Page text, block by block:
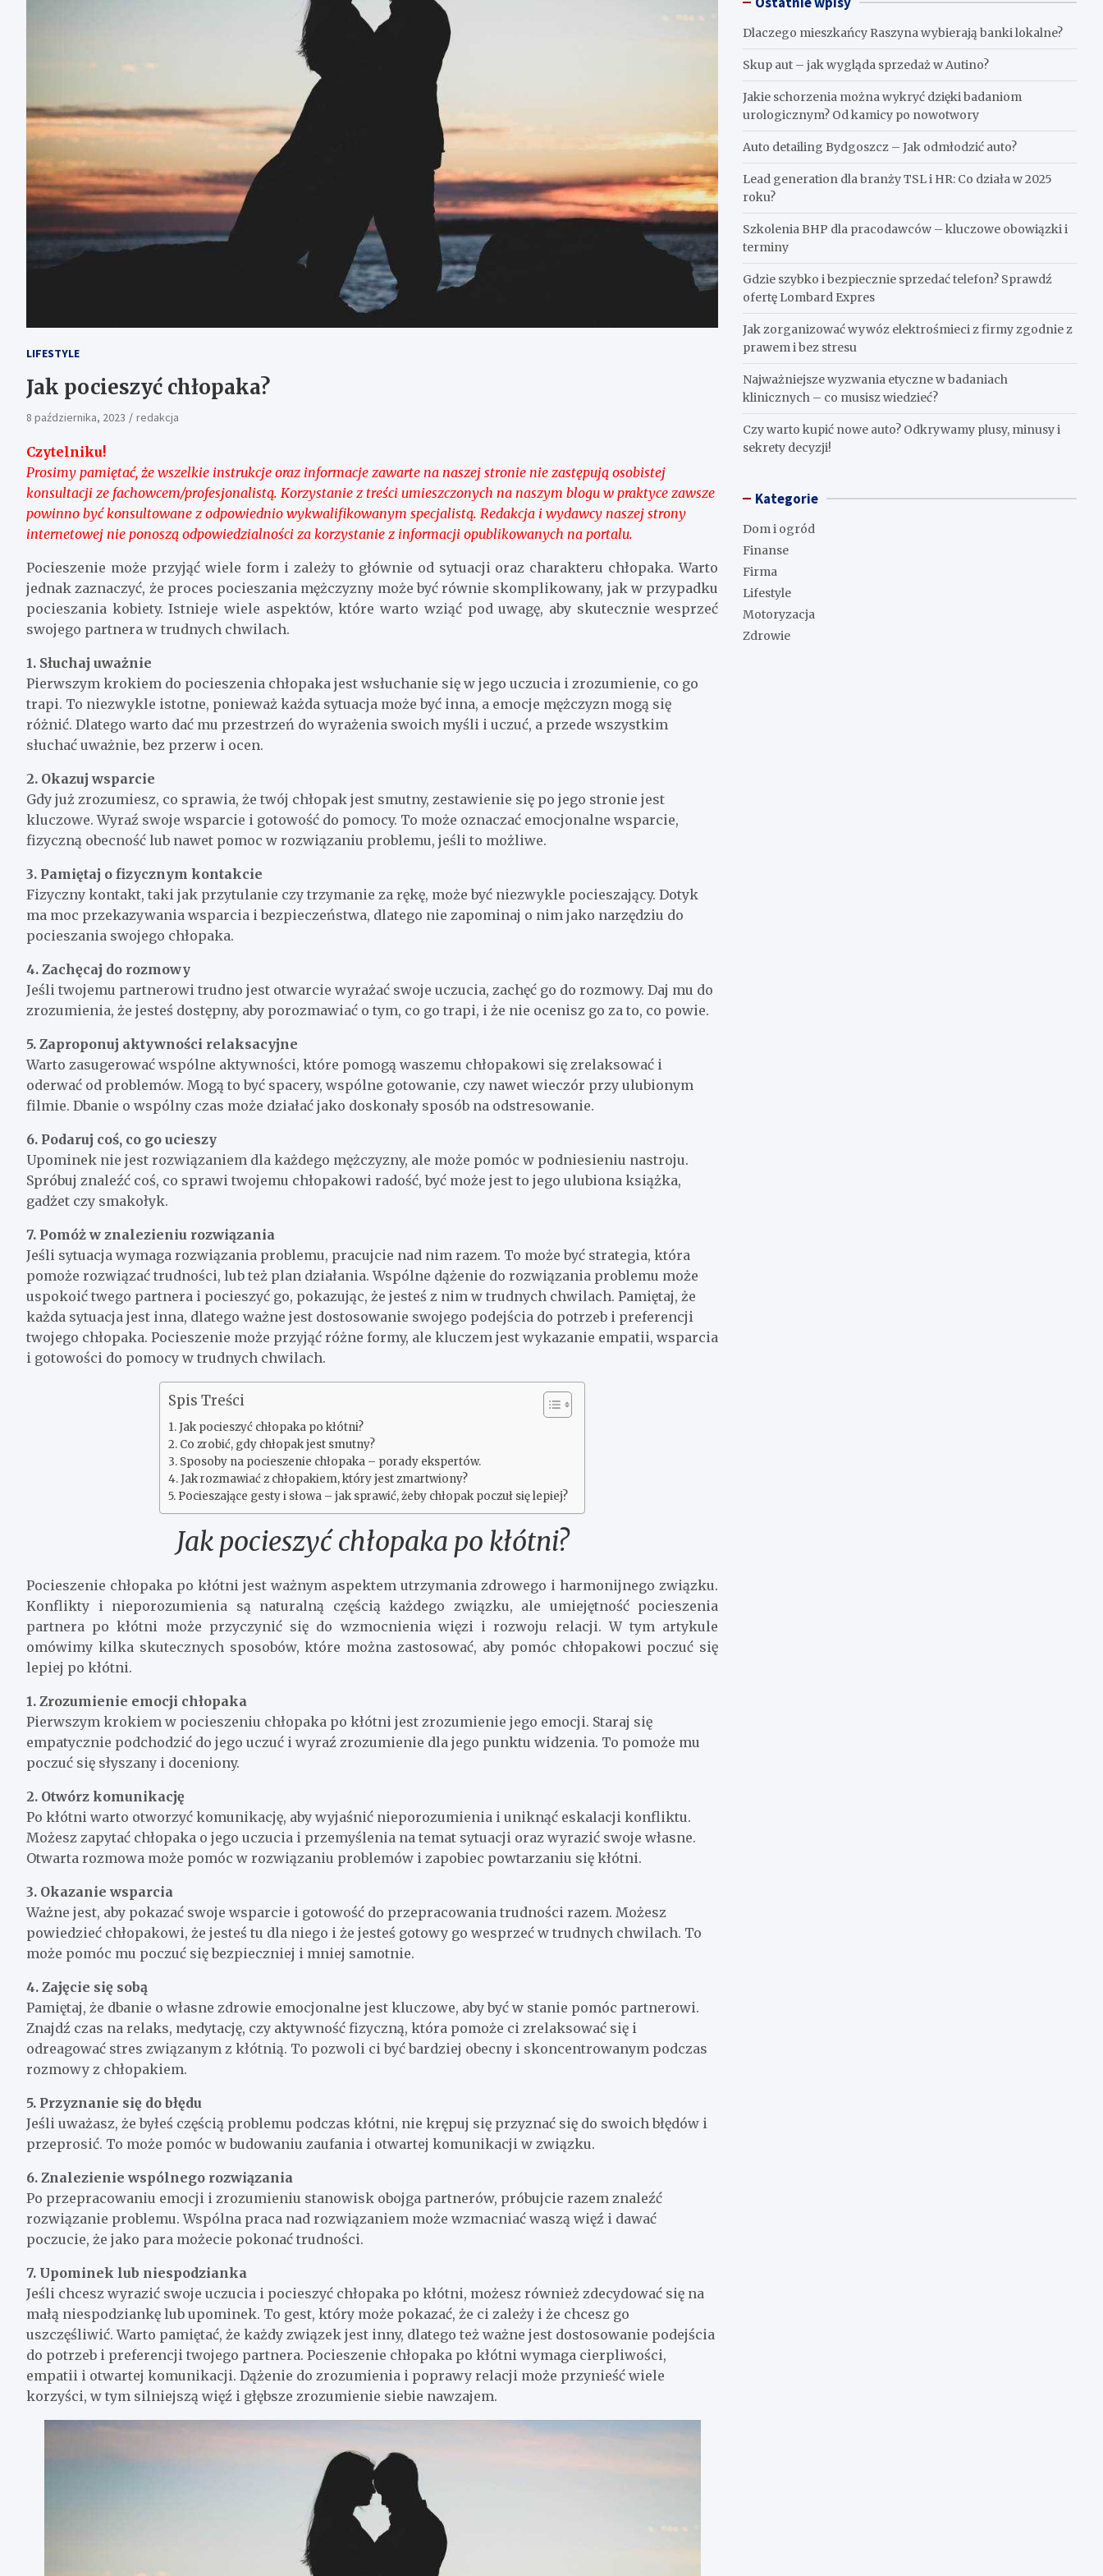
LIFESTYLE
Jak pocieszyć chłopaka?
8 października, 2023 redakcja
Czytelniku!
Prosimy pamiętać, że wszelkie instrukcje oraz informacje zawarte na naszej stronie nie zastępują osobistej
konsultacji ze fachowcem/profesjonalistą. Korzystanie z treści umieszczonych na naszym blogu w praktyce zawsze
powinno być konsultowane z odpowiednio wykwalifikowanym specjalistą. Redakcja i wydawcy naszej strony
internetowej nie ponoszą odpowiedzialności za korzystanie z informacji opublikowanych na portalu.
Pocieszenie może przyjąć wiele form i zależy to głównie od sytuacji oraz charakteru chłopaka. Warto
jednak zaznaczyć, że proces pocieszania mężczyzny może być równie skomplikowany, jak w przypadku
pocieszania kobiety. Istnieje wiele aspektów, które warto wziąć pod uwagę, aby skutecznie wesprzeć
swojego partnera w trudnych chwilach.
1. Słuchaj uważnie
Pierwszym krokiem do pocieszenia chłopaka jest wsłuchanie się w jego uczucia i zrozumienie, co go
trapi. To niezwykle istotne, ponieważ każda sytuacja może być inna, a emocje mężczyzn mogą się
różnić. Dlatego warto dać mu przestrzeń do wyrażenia swoich myśli i uczuć, a przede wszystkim
słuchać uważnie, bez przerw i ocen.
2. Okazuj wsparcie
Gdy już zrozumiesz, co sprawia, że twój chłopak jest smutny, zestawienie się po jego stronie jest
kluczowe. Wyraź swoje wsparcie i gotowość do pomocy. To może oznaczać emocjonalne wsparcie,
fizyczną obecność lub nawet pomoc w rozwiązaniu problemu, jeśli to możliwe.
3. Pamiętaj o fizycznym kontakcie
Fizyczny kontakt, taki jak przytulanie czy trzymanie za rękę, może być niezwykle pocieszający. Dotyk
ma moc przekazywania wsparcia i bezpieczeństwa, dlatego nie zapominaj o nim jako narzędziu do
pocieszania swojego chłopaka.
4. Zachęcaj do rozmowy
Jeśli twojemu partnerowi trudno jest otwarcie wyrażać swoje uczucia, zachęć go do rozmowy. Daj mu do
zrozumienia, że jesteś dostępny, aby porozmawiać o tym, co go trapi, i że nie ocenisz go za to, co powie.
5. Zaproponuj aktywności relaksacyjne
Warto zasugerować wspólne aktywności, które pomogą waszemu chłopakowi się zrelaksować i
oderwać od problemów. Mogą to być spacery, wspólne gotowanie, czy nawet wieczór przy ulubionym
filmie. Dbanie o wspólny czas może działać jako doskonały sposób na odstresowanie.
6. Podaruj coś, co go ucieszy
Upominek nie jest rozwiązaniem dla każdego mężczyzny, ale może pomóc w podniesieniu nastroju.
Spróbuj znaleźć coś, co sprawi twojemu chłopakowi radość, być może jest to jego ulubiona książka,
gadżet czy smakołyk.
7. Pomóż w znalezieniu rozwiązania
Jeśli sytuacja wymaga rozwiązania problemu, pracujcie nad nim razem. To może być strategia, która
pomoże rozwiązać trudności, lub też plan działania. Wspólne dążenie do rozwiązania problemu może
uspokoić twego partnera i pocieszyć go, pokazując, że jesteś z nim w trudnych chwilach. Pamiętaj, że
każda sytuacja jest inna, dlatego ważne jest dostosowanie swojego podejścia do potrzeb i preferencji
twojego chłopaka. Pocieszenie może przyjąć różne formy, ale kluczem jest wykazanie empatii, wsparcia
i gotowości do pomocy w trudnych chwilach.
Spis Treści
Jak pocieszyć chłopaka po kłótni?
Co zrobić, gdy chłopak jest smutny?
Sposoby na pocieszenie chłopaka – porady ekspertów.
Jak rozmawiać z chłopakiem, który jest zmartwiony?
Pocieszające gesty i słowa – jak sprawić, żeby chłopak poczuł się lepiej?
Jak pocieszyć chłopaka po kłótni?
Pocieszenie chłopaka po kłótni jest ważnym aspektem utrzymania zdrowego i harmonijnego związku.
Konflikty i nieporozumienia są naturalną częścią każdego związku, ale umiejętność pocieszenia
partnera po kłótni może przyczynić się do wzmocnienia więzi i rozwoju relacji. W tym artykule
omówimy kilka skutecznych sposobów, które można zastosować, aby pomóc chłopakowi poczuć się
lepiej po kłótni.
1. Zrozumienie emocji chłopaka
Pierwszym krokiem w pocieszeniu chłopaka po kłótni jest zrozumienie jego emocji. Staraj się
empatycznie podchodzić do jego uczuć i wyraź zrozumienie dla jego punktu widzenia. To pomoże mu
poczuć się słyszany i doceniony.
2. Otwórz komunikację
Po kłótni warto otworzyć komunikację, aby wyjaśnić nieporozumienia i uniknąć eskalacji konfliktu.
Możesz zapytać chłopaka o jego uczucia i przemyślenia na temat sytuacji oraz wyrazić swoje własne.
Otwarta rozmowa może pomóc w rozwiązaniu problemów i zapobiec powtarzaniu się kłótni.
3. Okazanie wsparcia
Ważne jest, aby pokazać swoje wsparcie i gotowość do przepracowania trudności razem. Możesz
powiedzieć chłopakowi, że jesteś tu dla niego i że jesteś gotowy go wesprzeć w trudnych chwilach. To
może pomóc mu poczuć się bezpieczniej i mniej samotnie.
4. Zajęcie się sobą
Pamiętaj, że dbanie o własne zdrowie emocjonalne jest kluczowe, aby być w stanie pomóc partnerowi.
Znajdź czas na relaks, medytację, czy aktywność fizyczną, która pomoże ci zrelaksować się i
odreagować stres związanym z kłótnią. To pozwoli ci być bardziej obecny i skoncentrowanym podczas
rozmowy z chłopakiem.
5. Przyznanie się do błędu
Jeśli uważasz, że byłeś częścią problemu podczas kłótni, nie krępuj się przyznać się do swoich błędów i
przeprosić. To może pomóc w budowaniu zaufania i otwartej komunikacji w związku.
6. Znalezienie wspólnego rozwiązania
Po przepracowaniu emocji i zrozumieniu stanowisk obojga partnerów, próbujcie razem znaleźć
rozwiązanie problemu. Wspólna praca nad rozwiązaniem może wzmacniać waszą więź i dawać
poczucie, że jako para możecie pokonać trudności.
7. Upominek lub niespodzianka
Jeśli chcesz wyrazić swoje uczucia i pocieszyć chłopaka po kłótni, możesz również zdecydować się na
małą niespodziankę lub upominek. To gest, który może pokazać, że ci zależy i że chcesz go
uszczęśliwić. Warto pamiętać, że każdy związek jest inny, dlatego też ważne jest dostosowanie podejścia
do potrzeb i preferencji twojego partnera. Pocieszenie chłopaka po kłótni wymaga cierpliwości,
empatii i otwartej komunikacji. Dążenie do zrozumienia i poprawy relacji może przynieść wiele
korzyści, w tym silniejszą więź i głębsze zrozumienie siebie nawzajem.
Dlaczego mieszkańcy Raszyna wybierają banki lokalne?
Skup aut – jak wygląda sprzedaż w Autino?
Jakie schorzenia można wykryć dzięki badaniom
urologicznym? Od kamicy po nowotwory
Auto detailing Bydgoszcz – Jak odmłodzić auto?
Lead generation dla branży TSL i HR: Co działa w 2025
roku?
Szkolenia BHP dla pracodawców – kluczowe obowiązki i
terminy
Gdzie szybko i bezpiecznie sprzedać telefon? Sprawdź
ofertę Lombard Expres
Jak zorganizować wywóz elektrośmieci z firmy zgodnie z
prawem i bez stresu
Najważniejsze wyzwania etyczne w badaniach
klinicznych – co musisz wiedzieć?
Czy warto kupić nowe auto? Odkrywamy plusy, minusy i
sekrety decyzji!
Kategorie
Dom i ogród
Finanse
Firma
Lifestyle
Motoryzacja
Zdrowie